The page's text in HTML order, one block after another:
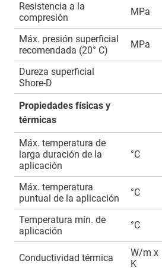
Resistencia a la
compresión
MPa
Máx. presión superficial
recomendada (20° C)
MPa
Dureza superficial
Shore-D
Propiedades físicas y
térmicas
Máx. temperatura de
larga duración de la
aplicación
°C
Máx. temperatura
puntual de la aplicación
°C
Temperatura mín. de
aplicación
°C
Conductividad térmica
W/m x
K